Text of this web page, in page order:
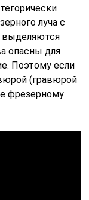
луча с
выделяются
опасны для
Поэтому если
(гравюрой
фрезерному